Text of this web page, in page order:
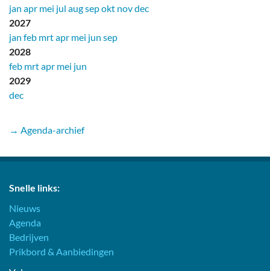
jan apr mei jul augsepokt novdec
2027
jan feb mrtapr mei jun sep
2028
feb mrtapr mei jun
2029
dec
→ Agenda-archief
Snelle links:
Nieuws
Agenda
Bedrijven
Prikbord & Aanbiedingen